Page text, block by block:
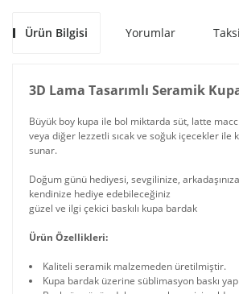
Ürün Bilgisi Yorumlar
3D Lama Tasarımlı Seramik
Büyük boy kupa ile bol miktarda süt, latte
veya diğer lezzetli sıcak ve soğuk içecekler ile
sunar.
Doğum günü hediyesi, sevgilinize,
kendinize hediye edebileceğiniz
güzel ve ilgi çekici baskılı kupa bardak
Ürün Özellikleri:
Kaliteli seramik malzemeden üretilmiştir.
Kupa bardak üzerine süblimasyon baskı